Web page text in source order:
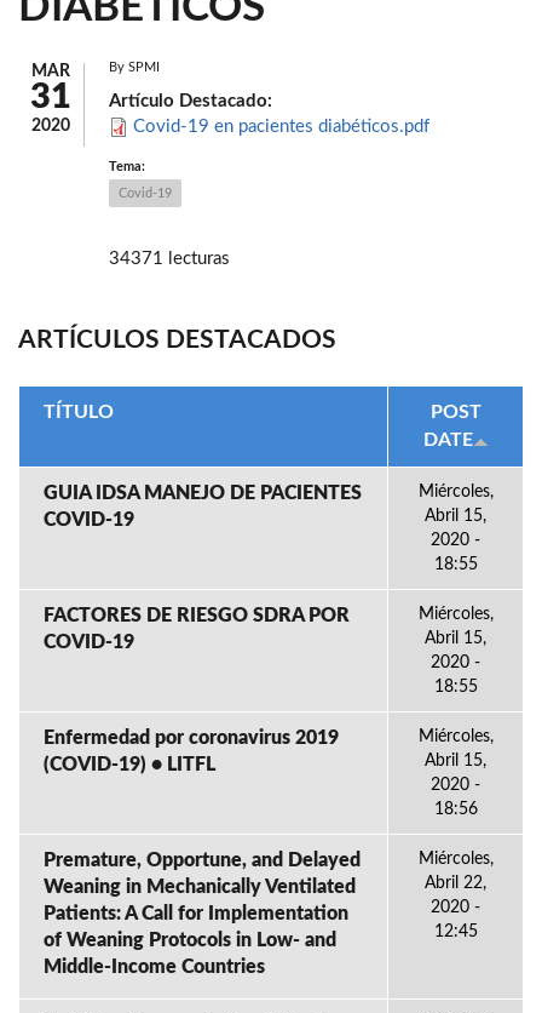
MAR
31
2020
By SPMI
Artículo Destacado:
Covid-19 en pacientes diabéticos.pdf
Tema:
Covid-19
34371 lecturas
ARTÍCULOS DESTACADOS
TÍTULO
POST
DATE
GUIA IDSA MANEJO DE PACIENTES
COVID-19
Miércoles,
Abril 15,
2020 -
18:55
FACTORES DE RIESGO SDRA POR
COVID-19
Miércoles,
Abril 15,
2020 -
18:55
Enfermedad por coronavirus 2019
(COVID-19) • LITFL
Miércoles,
Abril 15,
2020 -
18:56
Premature, Opportune, and Delayed
Weaning in Mechanically Ventilated
Patients: A Call for Implementation
of Weaning Protocols in Low- and
Middle-Income Countries
Miércoles,
Abril 22,
2020 -
12:45